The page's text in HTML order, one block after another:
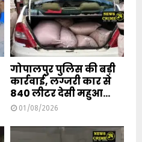
गोपालपुर पुलिस की बड़ी
कार्रवाई, लग्जरी कार से
840 लीटर देसी महुआ...
01/08/2026